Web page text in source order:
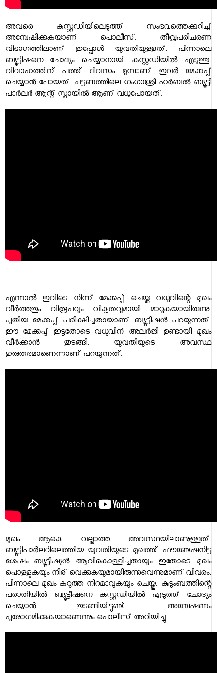
അവരെ കസ്റ്റഡിയിലെടുത്ത് സംഭവത്തെക്കുറിച്ച്
അന്വേഷിക്കുകയാണ് പൊലീസ്. തീവ്രപരിചരണ
വിഭാഗത്തിലാണ് ഇപ്പോൾ യുവതിയുള്ളത്. പിന്നാലെ
ബ്യൂട്ടിഷനെ ചോദ്യം ചെയ്യാനായി കസ്റ്റഡിയിൽ എടുത്തു.
വിവാഹത്തിന് പത്ത് ദിവസം മുമ്പാണ് ഇവർ മേക്കപ്പ്
ചെയ്യാൻ പോയത്. പട്ടണത്തിലെ ഗംഗാശ്രീ ഹർബൽ ബ്യൂട്ടി
പാർലർ ആന്റ് സ്പായിൽ ആണ് വധുപോയത്.
എന്നാൽ ഇവിടെ നിന്ന് മേക്കപ്പ് ചെയ്ത വധുവിന്റെ മുഖം
വീർത്തതും വിരൂപവും വികൃതവുമായി മാറുകയായിരുന്നു.
പുതിയ മേക്കപ്പ് പരീക്ഷിച്ചതായാണ് ബ്യൂട്ടിഷൻ പറയുന്നത്.
ഈ മേക്കപ്പ് ഇട്ടതോടെ വധുവിന് അലർജി ഉണ്ടായി മുഖം
വീർക്കാൻ‌ തുടങ്ങി. യുവതിയുടെ അവസ്ഥ
ഗുരുതരമാണെന്നാണ് പറയുന്നത്.
മുഖം ആകെ വല്ലാത്ത അവസ്ഥയിലാണുള്ളത്.
ബ്യൂട്ടിപാർലറിലെത്തിയ യുവതിയുടെ മുഖത്ത് ഫൗണ്ടേഷനിട്ട
ശേഷം ബ്യൂട്ടീഷ്യൻ ആവികൊള്ളിച്ചതായും ഇതോടെ മുഖം
പൊള്ളുകയും നീര് വെക്കുകയുമായിരുന്നുവെന്നുമാണ് വിവരം.
പിന്നാലെ മുഖം കറുത്ത നിറമാവുകയും ചെയ്തു. കുടുംബത്തിന്റെ
പരാതിയിൽ ബ്യൂട്ടീഷനെ കസ്റ്റഡിയിൽ എടുത്ത് ചോദ്യം
ചെയ്യാൻ തുടങ്ങിയിട്ടുണ്ട്. അന്വേഷണം
പുരോഗമിക്കുകയാണെന്നും പൊലീസ് അറിയിച്ചു.